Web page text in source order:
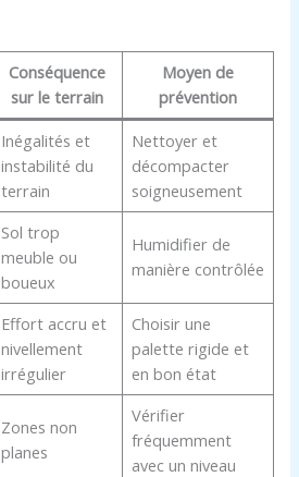
Conséquence
sur le terrain
Moyen de
prévention
Inégalités et
instabilité du
terrain
Nettoyer et
décompacter
soigneusement
Sol trop
meuble ou
boueux
Humidifier de
manière contrôlée
Effort accru et
nivellement
irrégulier
Choisir une
palette rigide et
en bon état
Zones non
planes
Vérifier
fréquemment
avec un niveau